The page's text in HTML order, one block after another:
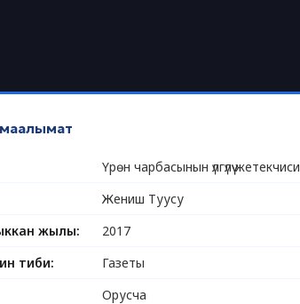
Үрөн чарбасынын үлгүлүү жетекчиси
Жениш Туусу
жылы:
2017
тиби:
Газеты
Орусча